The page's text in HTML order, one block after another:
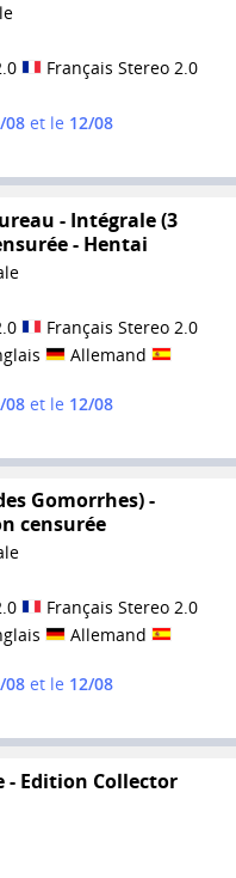
Français Stereo 2.0
08et le 12/08
- Intégrale (3
- Hentai
Français Stereo 2.0
Allemand
08et le 12/08
Gomorrhes) -
censurée
Français Stereo 2.0
Allemand
08et le 12/08
- Edition Collector